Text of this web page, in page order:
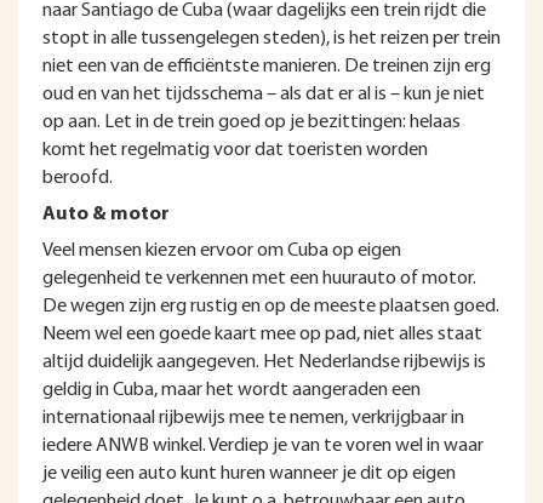
naar Santiago de Cuba (waar dagelijks een trein rijdt die
stopt in alle tussengelegen steden), is het reizen per trein
niet een van de efficiëntste manieren. De treinen zijn erg
oud en van het tijdsschema – als dat er al is – kun je niet
op aan. Let in de trein goed op je bezittingen: helaas
komt het regelmatig voor dat toeristen worden
beroofd.
Auto & motor
Veel mensen kiezen ervoor om Cuba op eigen
gelegenheid te verkennen met een huurauto of motor.
De wegen zijn erg rustig en op de meeste plaatsen goed.
Neem wel een goede kaart mee op pad, niet alles staat
altijd duidelijk aangegeven. Het Nederlandse rijbewijs is
geldig in Cuba, maar het wordt aangeraden een
internationaal rijbewijs mee te nemen, verkrijgbaar in
iedere ANWB winkel. Verdiep je van te voren wel in waar
je veilig een auto kunt huren wanneer je dit op eigen